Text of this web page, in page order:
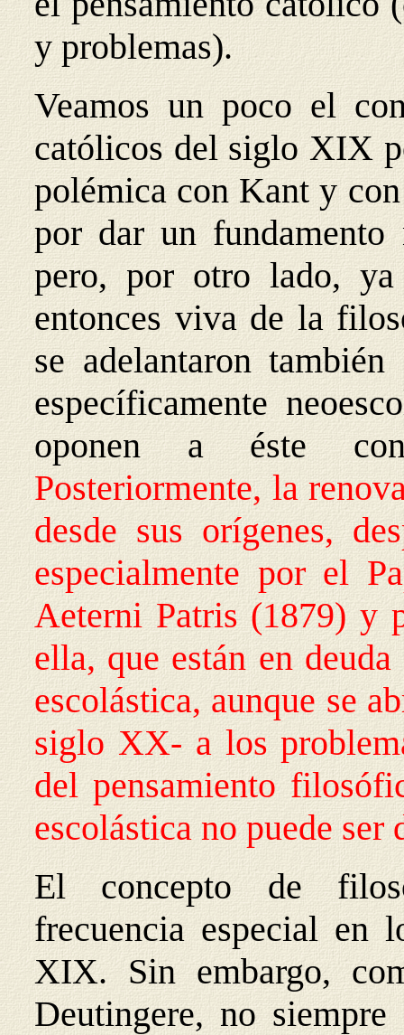
y problemas).
Veamos un poco el
católicos del siglo XIX
polémica con Kant y
por dar un
pero, por otro lado,
entonces viva de la
se adelantaron
específicamente
oponen a éste
Posteriormente, la
desde sus orígenes,
especialmente por el
Aeterni Patris (1879) y
ella, que están en
escolástica, aunque se
siglo XX- a los
del pensamiento
escolástica no puede
El concepto de
frecuencia especial en
XIX. Sin embargo,
Deutingere, no